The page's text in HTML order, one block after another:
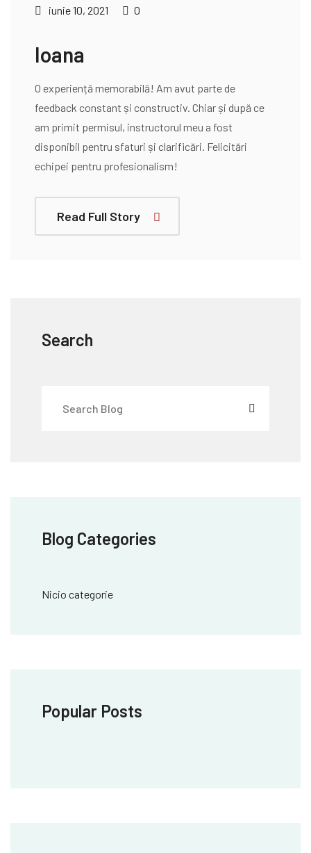
iunie 10, 2021 0
Ioana
O experiență memorabilă! Am avut parte de
feedback constant și constructiv. Chiar și după ce
am primit permisul, instructorul meu a fost
disponibil pentru sfaturi și clarificări. Felicitări
echipei pentru profesionalism!
Read Full Story
Search
Blog Categories
Nicio categorie
Popular Posts